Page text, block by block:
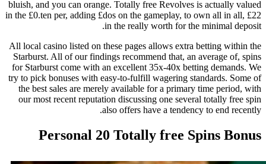
bluish, and you can orange. Totally free Revolves is
in the £0.ten per, adding £dos on the gameplay, to own all
in the really worth for the
All local casino listed on these pages allows extra betting
Starburst. All of our findings recommend that, an average
for Starburst come with an excellent 35x-40x betting
try to pick bonuses with easy-to-fulfill wagering standards.
the best sales are merely available for a primary time
our most recent reputation discussing one several totally
also offers have a tendency to end
Personal 20 Totally free Spins